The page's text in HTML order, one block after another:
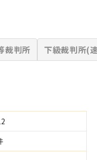
裁判所 下級裁判所(